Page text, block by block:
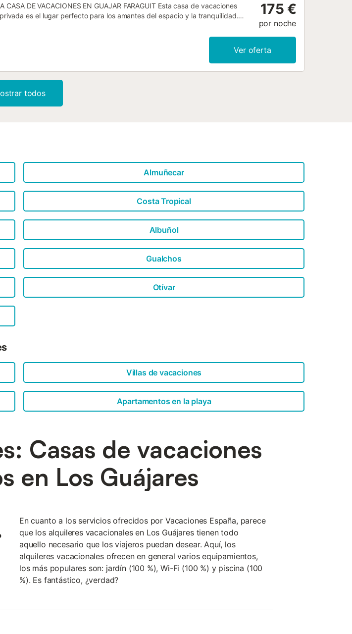
CASA DE VACACIONES EN GUAJAR FARAGUIT Esta casa de vacaciones
es el lugar perfecto para los amantes del espacio y la tranquilidad.
partes hay agradables zonas de salón y asientos. Hay una terraza
veranda cubierta con zona de comedor, tumbonas alrededor de la
tipo salón. Alrededor de Casa Balcon de Guardia hay árboles frutales.
y uvas. Saboree el ambiente andaluz y relájese en Casa Balcon de Guardia. A
Balcon de Guardia está completamente en un solo nivel. El salón-comedor
grandes puertas de patio a la veranda. Hay un televisor con receptor de
175 €
por noche
Ver oferta
todos
Almuñecar
Costa Tropical
Albuñol
Gualchos
Otívar
Villas de vacaciones
Apartamentos en la playa
Casas de vacaciones
en Los Guájares
En cuanto a los servicios ofrecidos por Vacaciones España, parece
que los alquileres vacacionales en Los Guájares tienen todo
aquello necesario que los viajeros puedan desear. Aquí, los
alquileres vacacionales ofrecen en general varios equipamientos,
los más populares son: jardín (100 %), Wi-Fi (100 %) y piscina (100
%). Es fantástico, ¿verdad?